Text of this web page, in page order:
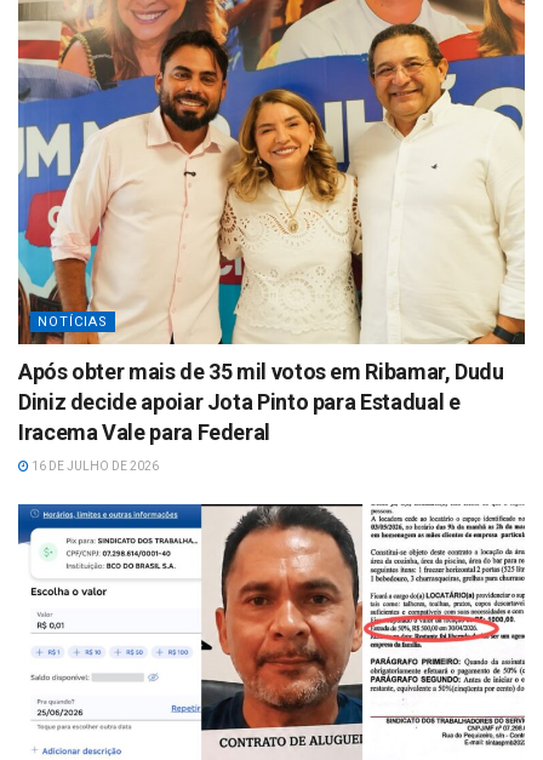
NOTÍCIAS
Após obter mais de 35 mil votos em Ribamar, Dudu
Diniz decide apoiar Jota Pinto para Estadual e
Iracema Vale para Federal
16 DE JULHO DE 2026